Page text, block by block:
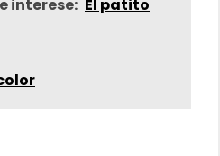
interese: El patito